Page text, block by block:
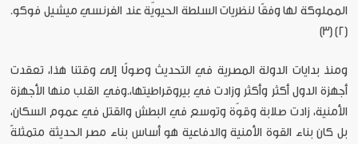
المملوكة لها وفقًا لنظريات السلطة الحيويّة عند الفرنسي ميشيل فوكو.
[2] [3]
ومنذ بدايات الدولة المصرية في التحديث وصولًا إلى وقتنا هذا، تعقدت
أجهزة الدول أكثر وأكثر وزادت في بيروقراطيتها،.وفي القلب منها الأجهزة
الأمنية، زادت صلابة وقوّة وتوسع في البطش والقتل في عموم السكان،
بل كان بناء القوة الأمنية والدفاعية هو أساس بناء مصر الحديثة متمثلةً